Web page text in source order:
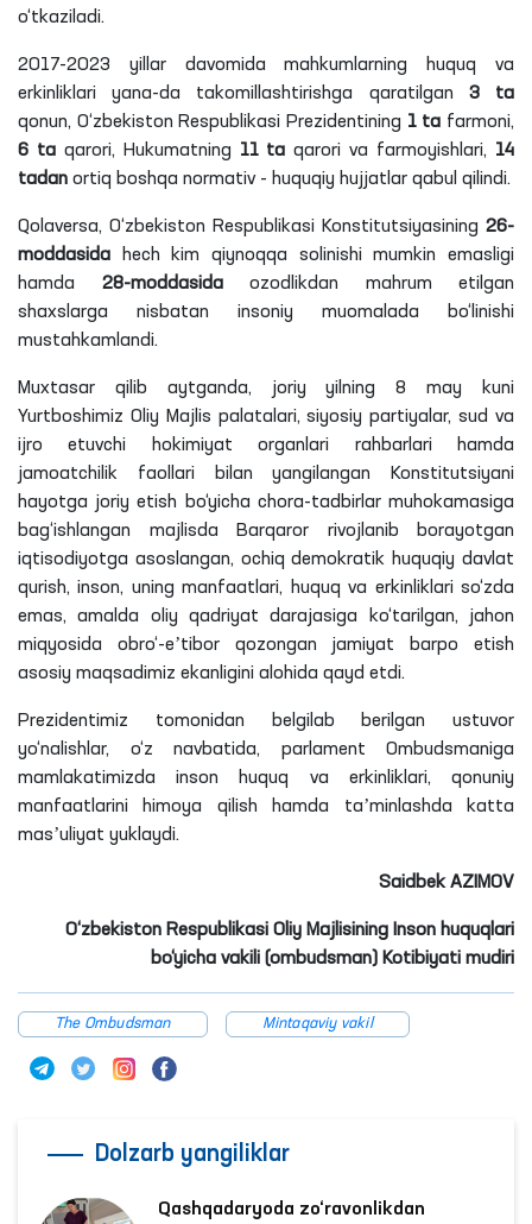
o‘tkaziladi.
2017-2023 yillar davomida mahkumlarning huquq va
erkinliklari yana-da takomillashtirishga qaratilgan 3 ta
qonun, O‘zbekiston Respublikasi Prezidentining 1 ta farmoni,
6 taqarori, Hukumatning 11 ta qarori va farmoyishlari, 14
tadan ortiq boshqa normativ - huquqiy hujjatlar qabul qilindi.
Qolaversa, O‘zbekiston Respublikasi Konstitutsiyasining 26-
moddasida hech kim qiynoqqa solinishi mumkin emasligi
hamda 28-moddasidaozodlikdan mahrum etilgan
shaxslarga nisbatan insoniy muomalada bo‘linishi
mustahkamlandi.
Muxtasar qilib aytganda, joriy yilning 8 may kuni
Yurtboshimiz Oliy Majlis palatalari, siyosiy partiyalar, sud va
ijroetuvchi hokimiyat organlari rahbarlari hamda
jamoatchilik faollari bilan yangilangan Konstitutsiyani
hayotga joriy etish bo‘yicha chora-tadbirlar muhokamasiga
bag‘ishlangan majlisda Barqaror rivojlanib borayotgan
iqtisodiyotga asoslangan, ochiq demokratik huquqiy davlat
qurish, inson, uning manfaatlari, huquq va erkinliklari so‘zda
emas, amalda oliy qadriyat darajasiga ko‘tarilgan, jahon
miqyosida obro‘-eʼtibor qozongan jamiyat barpo etish
asosiy maqsadimiz ekanligini alohida qayd etdi.
Prezidentimiz tomonidan belgilab berilgan ustuvor
yo‘nalishlar, o‘z navbatida, parlament Ombudsmaniga
mamlakatimizda inson huquq va erkinliklari, qonuniy
manfaatlarini himoya qilish hamda taʼminlashda katta
masʼuliyat yuklaydi.
SaidbekAZIMOV
O‘zbekiston Respublikasi Oliy Majlisining Inson huquqlari
bo‘yicha vakili (ombudsman) Kotibiyati mudiri
The Ombudsman Mintaqaviy vakil
Dolzarb yangiliklar
Qashqadaryoda zo‘ravonlikdan